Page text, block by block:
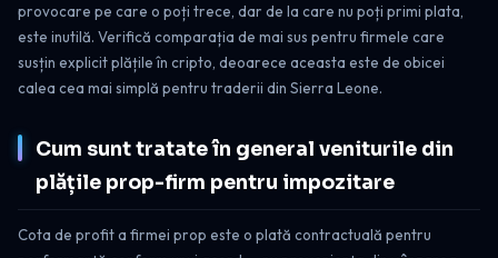
provocare pe care o poți trece, dar de la care nu poți primi plata,
este inutilă. Verifică comparația de mai sus pentru firmele care
susțin explicit plățile în cripto, deoarece aceasta este de obicei
calea cea mai simplă pentru traderii din Sierra Leone.
Cum sunt tratate în general veniturile din
plățile prop-firm pentru impozitare
Cota de profit a firmei prop este o plată contractuală pentru